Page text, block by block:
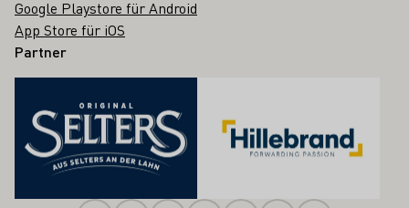
Google Playstore für Android
App Store für iOS
Partner